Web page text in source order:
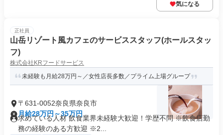
気になる
正社員
山岳リゾート風カフェのサービススタッフ(ホールスタッ
フ)
株式会社KRフードサービス
未経験も月給28万円～／女性店長多数／プライム上場グループ
〒631-0052奈良県奈良市
月給28万円～35万円
求めている人材 飲食業界未経験大歓迎！学歴不問 ※飲食店勤
務の経験のある方歓迎 ※2...